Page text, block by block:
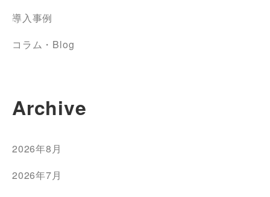
導入事例
コラム・Blog
Archive
2026年8月
2026年7月